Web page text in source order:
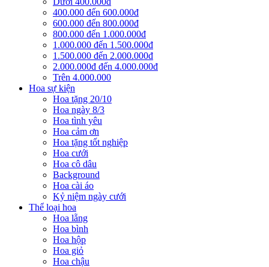
400.000 đến 600.000đ
600.000 đến 800.000đ
800.000 đến 1.000.000đ
1.000.000 đến 1.500.000đ
1.500.000 đến 2.000.000đ
2.000.000đ đến 4.000.000đ
Trên 4.000.000
Hoa sự kiện
Hoa tặng 20/10
Hoa ngày 8/3
Hoa tình yêu
Hoa cảm ơn
Hoa tặng tốt nghiệp
Hoa cưới
Hoa cô dâu
Background
Hoa cài áo
Kỷ niệm ngày cưới
Thể loại hoa
Hoa lẵng
Hoa bình
Hoa hộp
Hoa giỏ
Hoa chậu